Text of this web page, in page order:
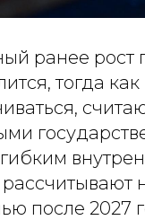
ранее рост
тогда
после 2027